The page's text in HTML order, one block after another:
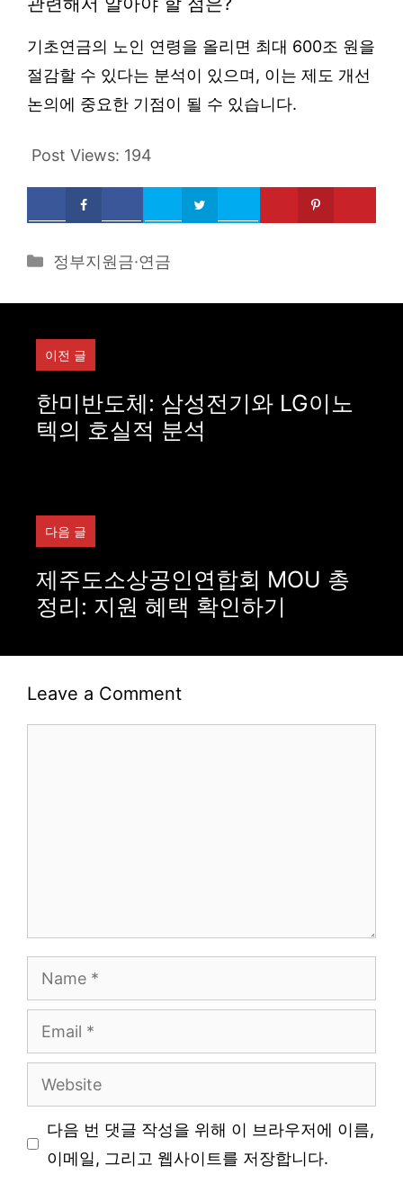
기초연금의 노인 연령을 올리면 최대 600조 원을
절감할 수 있다는 분석이 있으며, 이는 제도 개선
논의에 중요한 기점이 될 수 있습니다.
Post Views: 194
Categories
정부지원금·연금
이전 글
한미반도체: 삼성전기와 LG이노
텍의 호실적 분석
다음 글
제주도소상공인연합회 MOU 총
정리: 지원 혜택 확인하기
Leave a Comment
Name
Email
Website
다음 번 댓글 작성을 위해 이 브라우저에 이름,
이메일, 그리고 웹사이트를 저장합니다.